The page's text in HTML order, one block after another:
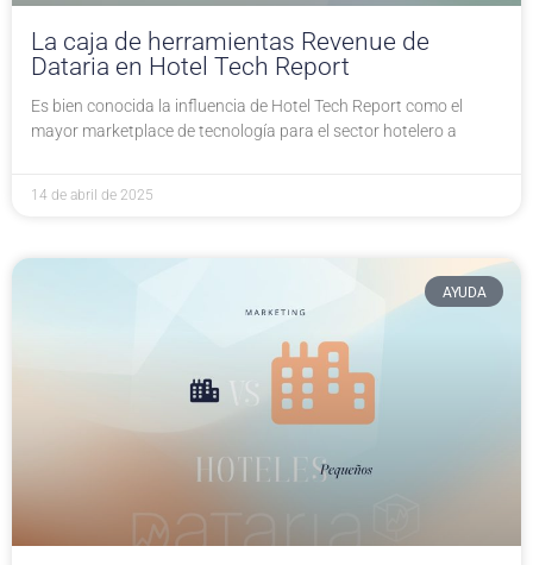
La caja de herramientas Revenue de
Dataria en Hotel Tech Report
Es bien conocida la influencia de Hotel Tech Report como el
mayor marketplace de tecnología para el sector hotelero a
14 de abril de 2025
AYUDA